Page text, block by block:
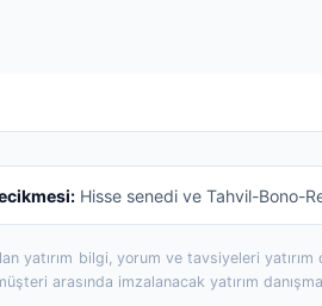
Hisse senedi ve Tahvil-Bono-
yatırım bilgi, yorum ve tavsiyeleri
arasında imzalanacak yatırım